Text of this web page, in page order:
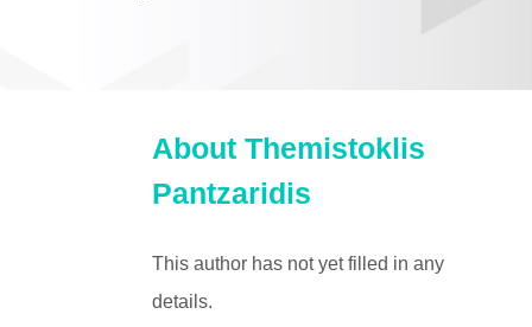
About Themistoklis
Pantzaridis
This author has not yet filled in any
details.